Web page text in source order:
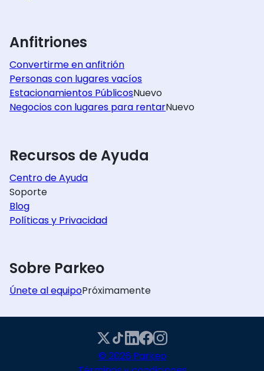
Anfitriones
Convertirme en anfitrión
Personas con lugares vacíos
Estacionamientos PúblicosNuevo
Negocios con lugares para rentarNuevo
Recursos de Ayuda
Centro de Ayuda
Soporte
Blog
Políticas y Privacidad
Sobre Parkeo
Únete al equipoPróximamente
© 2026 Parkeo